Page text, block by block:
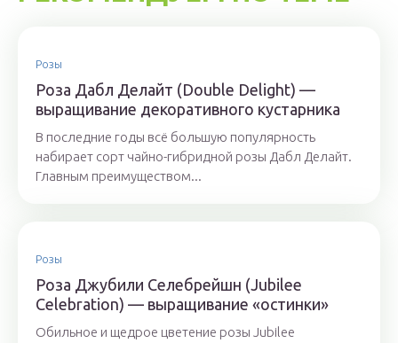
Розы
Роза Дабл Делайт (Double Delight) —
выращивание декоративного кустарника
В последние годы всё большую популярность
набирает сорт чайно-гибридной розы Дабл Делайт.
Главным преимуществом...
Розы
Роза Джубили Селебрейшн (Jubilee
Celebration) — выращивание «остинки»
Обильное и щедрое цветение розы Jubilee